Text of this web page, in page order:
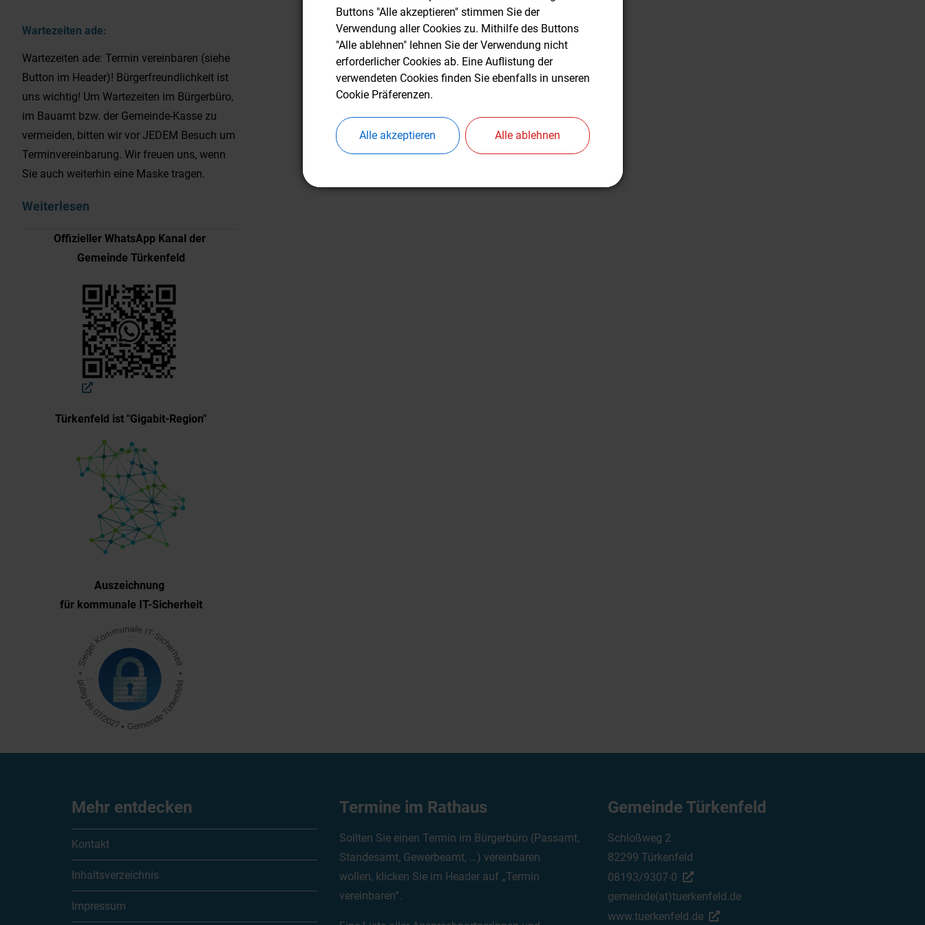
Wartezeiten ade:
Wartezeiten ade: Termin vereinbaren (siehe
Button im Header)! Bürgerfreundlichkeit ist
uns wichtig! Um Wartezeiten im Bürgerbüro,
im Bauamt bzw. der Gemeinde-Kasse zu
vermeiden, bitten wir vor JEDEM Besuch um
Terminvereinbarung. Wir freuen uns, wenn
Sie auch weiterhin eine Maske tragen.
Weiterlesen
Offizieller WhatsApp Kanal der
Gemeinde Türkenfeld
Türkenfeld ist "Gigabit-Region"
Auszeichnung
für kommunale IT-Sicherheit
Mehr entdecken
Kontakt
Inhaltsverzeichnis
Impressum
Termine im Rathaus
Sollten Sie einen Termin im Bürgerbüro (Passamt,
Standesamt, Gewerbeamt, …) vereinbaren
wollen, klicken Sie im Header auf „Termin
vereinbaren“.
Gemeinde Türkenfeld
Schloßweg 2
82299 Türkenfeld
08193/9307-0
gemeinde(at)tuerkenfeld.de
www.tuerkenfeld.de
Buttons "Alle akzeptieren" stimmen Sie der
Verwendung aller Cookies zu. Mithilfe des Buttons
"Alle ablehnen" lehnen Sie der Verwendung nicht
erforderlicher Cookies ab. Eine Auflistung der
verwendeten Cookies finden Sie ebenfalls in unseren
Cookie Präferenzen.
Alle akzeptieren Alle ablehnen
Buttons "Alle akzeptieren" stimmen Sie der
Verwendung aller Cookies zu. Mithilfe des Buttons
"Alle ablehnen" lehnen Sie der Verwendung nicht
erforderlicher Cookies ab. Eine Auflistung der
verwendeten Cookies finden Sie ebenfalls in unseren
Cookie Präferenzen.
Alle akzeptieren Alle ablehnen